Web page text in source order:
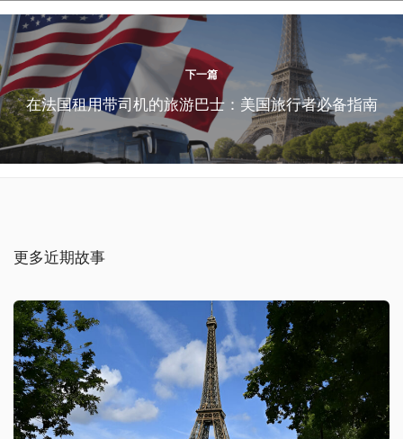
下一篇
在法国租用带司机的旅游巴士：美国旅行者必备指南
更多近期故事